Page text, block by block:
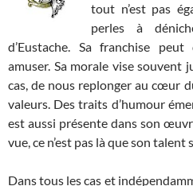
tout n’est pas
perles à
d’Eustache. Sa franchise
amuser. Sa morale vise
cas, de nous replonger au cœur
valeurs. Des traits d’humour
est aussi présente dans son
vue, ce n’est pas là que son talent
Dans tous les cas et